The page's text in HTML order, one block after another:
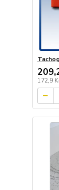
172,9